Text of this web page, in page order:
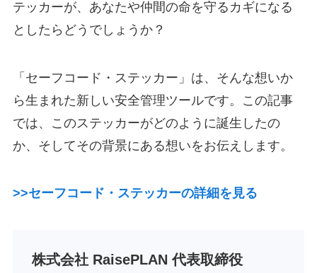
テッカーが、あなたや仲間の命を守るカギになる
としたらどうでしょうか？
「セーフコード・ステッカー」は、そんな想いか
ら生まれた新しい安全管理ツールです。この記事
では、このステッカーがどのように誕生したの
か、そしてその背景にある想いをお伝えします。
>>セーフコード・ステッカーの詳細を見る
株式会社 RaisePLAN 代表取締役